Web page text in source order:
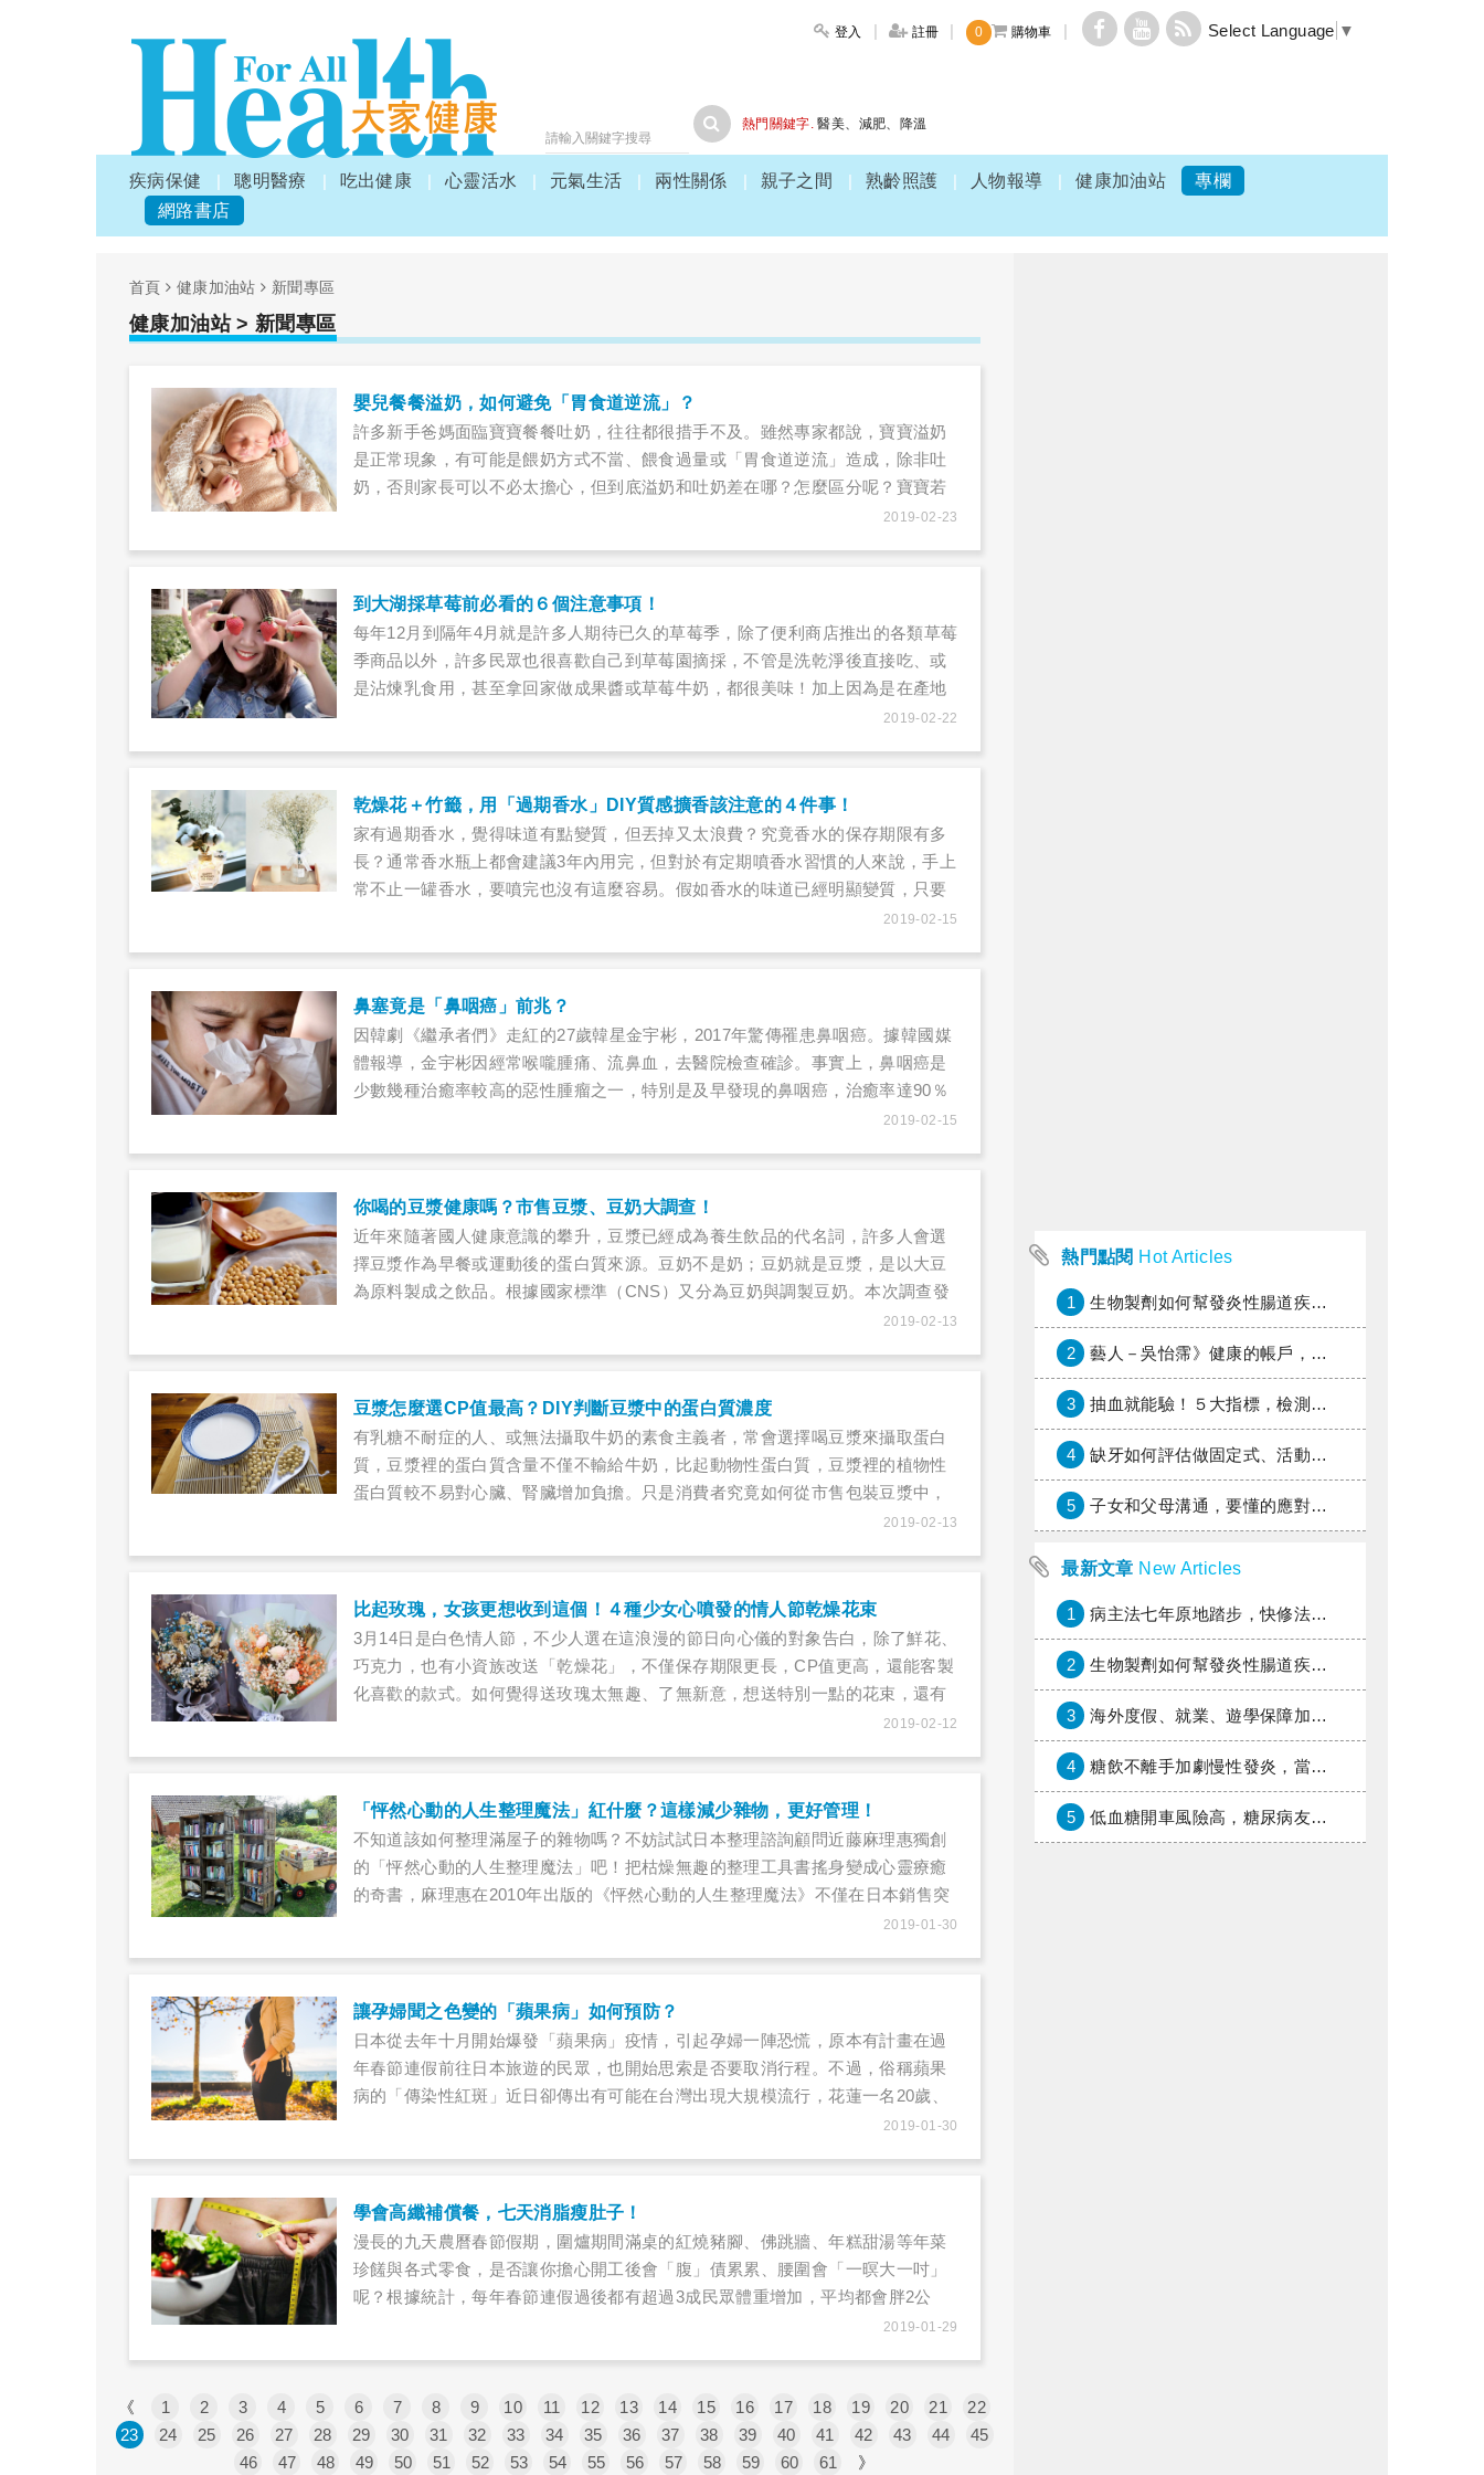
登入 註冊 0 購物車 Select Language ▼
熱門關鍵字. 醫美、 減肥、 降溫
疾病保健 聰明醫療 吃出健康 心靈活水 元氣生活 兩性關係 親子之間 熟齡照護 人物報導 健康加油站
專欄
網路書店
首頁 健康加油站 新聞專區
健康加油站> 新聞專區
嬰兒餐餐溢奶，如何避免「胃食道逆流」？
許多新手爸媽面臨寶寶餐餐吐奶，往往都很措手不及。雖然專家都說，寶寶溢奶
是正常現象，有可能是餵奶方式不當、餵食過量或「胃食道逆流」造成，除非吐
奶，否則家長可以不必太擔心，但到底溢奶和吐奶差在哪？怎麼區分呢？寶寶若
2019-02-23
到大湖採草莓前必看的６個注意事項！
每年12月到隔年4月就是許多人期待已久的草莓季，除了便利商店推出的各類草莓
季商品以外，許多民眾也很喜歡自己到草莓園摘採，不管是洗乾淨後直接吃、或
是沾煉乳食用，甚至拿回家做成果醬或草莓牛奶，都很美味！加上因為是在產地
自己採草莓，所以價錢也比較便宜，還可以自己選看起來比較新鮮的。究竟採草
2019-02-22
乾燥花＋竹籤，用「過期香水」DIY質感擴香該注意的４件事！
家有過期香水，覺得味道有點變質，但丟掉又太浪費？究竟香水的保存期限有多
長？通常香水瓶上都會建議3年內用完，但對於有定期噴香水習慣的人來說，手上
常不止一罐香水，要噴完也沒有這麼容易。假如香水的味道已經明顯變質，只要
加點無水酒精，再插入幾根竹竿或是幾朵美麗的乾燥花，就可以將過期香水搖身
2019-02-15
鼻塞竟是「鼻咽癌」前兆？
因韓劇《繼承者們》走紅的27歲韓星金宇彬，2017年驚傳罹患鼻咽癌。據韓國媒
體報導，金宇彬因經常喉嚨腫痛、流鼻血，去醫院檢查確診。事實上，鼻咽癌是
少數幾種治癒率較高的惡性腫瘤之一，特別是及早發現的鼻咽癌，治癒率達90％
以上。而除了喉嚨腫痛、流鼻血外，常有鼻塞的民眾也別輕忽！因為鼻塞不止，
2019-02-15
你喝的豆漿健康嗎？市售豆漿、豆奶大調查！
近年來隨著國人健康意識的攀升，豆漿已經成為養生飲品的代名詞，許多人會選
擇豆漿作為早餐或運動後的蛋白質來源。豆奶不是奶；豆奶就是豆漿，是以大豆
為原料製成之飲品。根據國家標準（CNS）又分為豆奶與調製豆奶。本次調查發
2019-02-13
豆漿怎麼選CP值最高？DIY判斷豆漿中的蛋白質濃度
有乳糖不耐症的人、或無法攝取牛奶的素食主義者，常會選擇喝豆漿來攝取蛋白
質，豆漿裡的蛋白質含量不僅不輸給牛奶，比起動物性蛋白質，豆漿裡的植物性
蛋白質較不易對心臟、腎臟增加負擔。只是消費者究竟如何從市售包裝豆漿中，
2019-02-13
比起玫瑰，女孩更想收到這個！４種少女心噴發的情人節乾燥花束
3月14日是白色情人節，不少人選在這浪漫的節日向心儀的對象告白，除了鮮花、
巧克力，也有小資族改送「乾燥花」，不僅保存期限更長，CP值更高，還能客製
化喜歡的款式。如何覺得送玫瑰太無趣、了無新意，想送特別一點的花束，還有
2019-02-12
「怦然心動的人生整理魔法」紅什麼？這樣減少雜物，更好管理！
不知道該如何整理滿屋子的雜物嗎？不妨試試日本整理諮詢顧問近藤麻理惠獨創
的「怦然心動的人生整理魔法」吧！把枯燥無趣的整理工具書搖身變成心靈療癒
的奇書，麻理惠在2010年出版的《怦然心動的人生整理魔法》不僅在日本銷售突
破一百萬本，還被翻譯成各國語言，在全球掀起一陣旋風。近期Netflix甚至推出
2019-01-30
讓孕婦聞之色變的「蘋果病」如何預防？
日本從去年十月開始爆發「蘋果病」疫情，引起孕婦一陣恐慌，原本有計畫在過
年春節連假前往日本旅遊的民眾，也開始思索是否要取消行程。不過，俗稱蘋果
病的「傳染性紅斑」近日卻傳出有可能在台灣出現大規模流行，花蓮一名20歲、
從未出國、也未曾接觸外國旅客的孕婦，就被診斷出感染微小病毒B19，險些胎
2019-01-30
學會高纖補償餐，七天消脂瘦肚子！
漫長的九天農曆春節假期，圍爐期間滿桌的紅燒豬腳、佛跳牆、年糕甜湯等年菜
珍饈與各式零食，是否讓你擔心開工後會「腹」債累累、腰圍會「一暝大一吋」
呢？根據統計，每年春節連假過後都有超過3成民眾體重增加，平均都會胖2公
斤，營養師提醒，擔心春節暴肥，只要把握年假過後「關鍵七天」的「內臟減脂
2019-01-29
《 1 2 3 4 5 6 7 8 9 10 11 12 13 14 15 16 17 18 19 20 21
22
23
24 25 26 27 28 29 30 31 32 33 34 35 36 37 38 39 40 41 42 43 44
45
46
47 48 49 50 51 52 53 54 55 56 57 58 59 60 61 》
熱門點閱 Hot Articles
1 生物製劑如何幫發炎性腸道疾病患者抗潰瘍？治療進展與健保給付困境一次看
2 藝人－吳怡霈》健康的帳戶，年輕時別提光
3 抽血就能驗！５大指標，檢測身體是否發炎
4 缺牙如何評估做固定式、活動式假牙或植牙？
5 子女和父母溝通，要懂的應對藝術
最新文章 New Articles
1 病主法七年原地踏步，快修法讓病人自主決定善終
2 生物製劑如何幫發炎性腸道疾病患者抗潰瘍？治療進展與健保給付困境一次看
3 海外度假、就業、遊學保障加倍，富邦產險「一期逐夢」專案加碼遠距醫療與緊急救援
4 糖飲不離手加劇慢性發炎，當心老化與慢性病提早報到
5 低血糖開車風險高，糖尿病友上路必學的安全守則